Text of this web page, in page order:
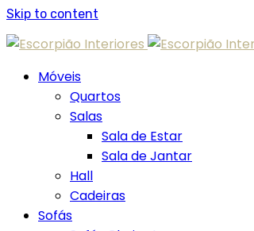
Skip to content
Móveis
Quartos
Salas
Sala de Estar
Sala de Jantar
Hall
Cadeiras
Sofás